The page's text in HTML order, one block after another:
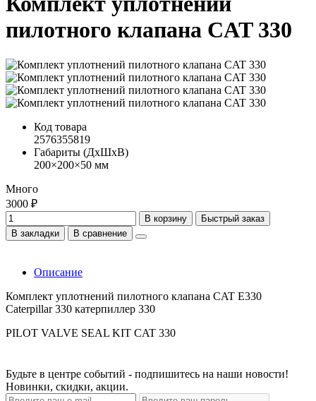
пилотного клапана CAT 330
Код товара
2576355819
Габариты (ДхШхВ)
200×200×50 мм
Много
3000 ₽
В корзину
Быстрый заказ
В закладки
В сравнение
Описание
Комплект уплотнений пилотного клапана CAT E330
Caterpillar 330 катерпиллер 330
PILOT VALVE SEAL KIT CAT 330
Будьте в центре событий - подпишитесь на наши новости!
Новинки, скидки, акции.